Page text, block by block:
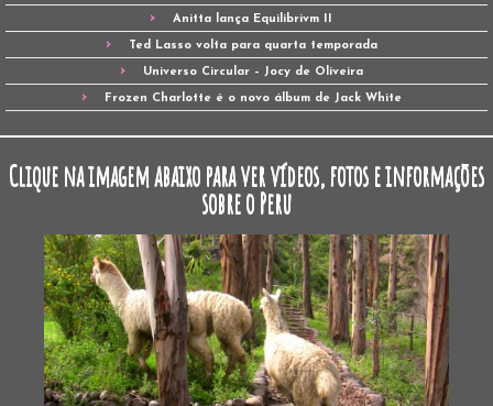
Anitta lança Equilibrivm II
Ted Lasso volta para quarta temporada
Universo Circular – Jocy de Oliveira
Frozen Charlotte é o novo álbum de Jack White
Clique na imagem abaixo para ver vídeos, fotos e informações
sobre o Peru